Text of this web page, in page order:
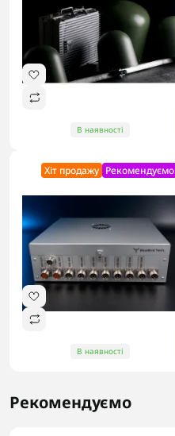
В наявності
Хіт продажу Рекомендуємо
В наявності
Рекомендуємо